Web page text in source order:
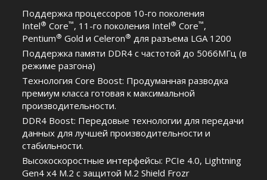
Поддержка процессоров 10-го поколения
Intel® Core™, 11-го поколения Intel® Core™,
Pentium® Gold и Celeron® для разъема LGA 1200
Поддержка памяти DDR4 с частотой до 5066МГц (в
режиме разгона)
Технология Core Boost: Продуманная разводка
премиум класса готовая к максимальной
производительности.
DDR4 Boost: Передовые технологии для передачи
данных для лучшей производительности и
стабильности.
Высокоскоростные интерфейсы: PCIe 4.0, Lightning
Gen4 x4 M.2 с защитой M.2 Shield Frozr